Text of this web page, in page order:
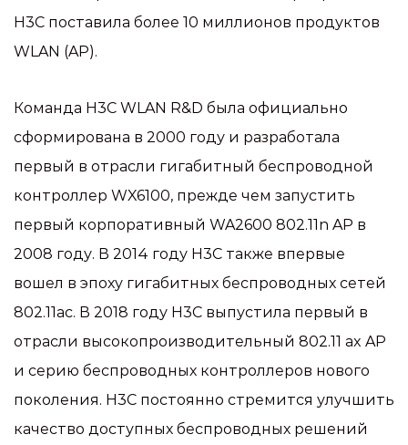
H3C поставила более 10 миллионов продуктов
WLAN (AP).
Команда H3C WLAN R&D была официально
сформирована в 2000 году и разработала
первый в отрасли гигабитный беспроводной
контроллер WX6100, прежде чем запустить
первый корпоративный WA2600 802.11n AP в
2008 году. В 2014 году H3C также впервые
вошел в эпоху гигабитных беспроводных сетей
802.11ac. В 2018 году H3C выпустила первый в
отрасли высокопроизводительный 802.11 ax AP
и серию беспроводных контроллеров нового
поколения. H3C постоянно стремится улучшить
качество доступных беспроводных решений